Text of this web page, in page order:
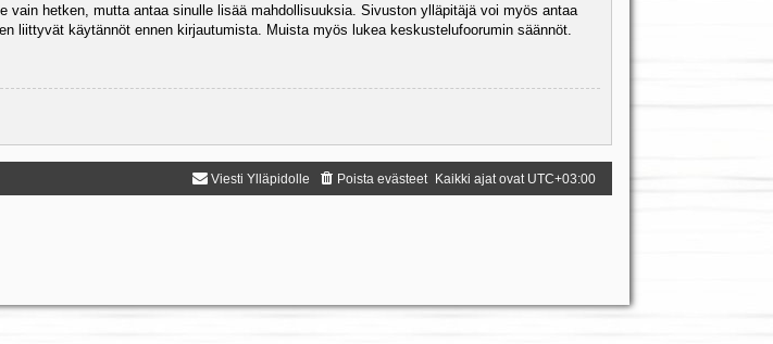
hetken, mutta antaa sinulle lisää mahdollisuuksia. Sivuston ylläpitäjä voi myös antaa
liittyvät käytännöt ennen kirjautumista. Muista myös lukea keskustelufoorumin säännöt.
Kaikki ajat ovat UTC+03:00
Poista evästeet
Viesti Ylläpidolle